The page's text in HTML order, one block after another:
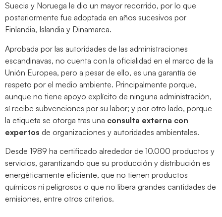
Suecia y Noruega le dio un mayor recorrido, por lo que
posteriormente fue adoptada en años sucesivos por
Finlandia, Islandia y Dinamarca.
Aprobada por las autoridades de las administraciones
escandinavas, no cuenta con la oficialidad en el marco de la
Unión Europea, pero a pesar de ello, es una garantía de
respeto por el medio ambiente. Principalmente porque,
aunque no tiene apoyo explícito de ninguna administración,
sí recibe subvenciones por su labor; y por otro lado, porque
la etiqueta se otorga tras una consulta externa con
expertos de organizaciones y autoridades ambientales.
Desde 1989 ha certificado alrededor de 10.000 productos y
servicios, garantizando que su producción y distribución es
energéticamente eficiente, que no tienen productos
químicos ni peligrosos o que no libera grandes cantidades de
emisiones, entre otros criterios.